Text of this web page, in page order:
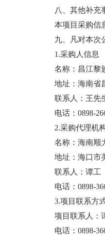
八、其他补充
本项目采购信
九、凡对本次
1.采购人信息
名称：昌江黎
地址：海南省
联系人：王先
电话： 0898-
2.采购代理机
名称：海南顺
地址：海口市
联系人：谭工
电话： 0898-
3.项目联系方
项目联系人：
电话： 0898-